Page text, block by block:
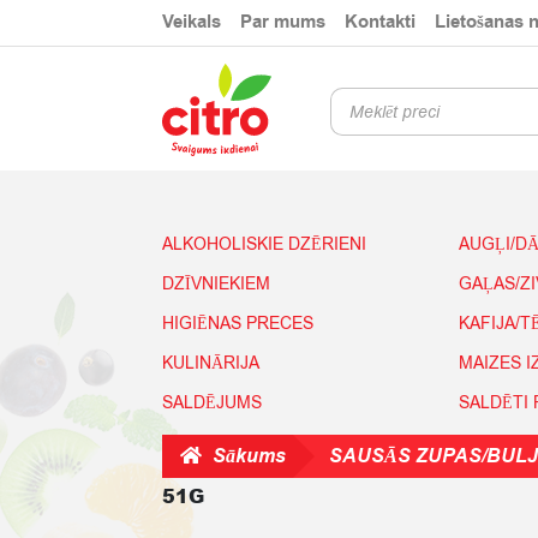
to
to
Veikals Par mums Kontakti Lietošanas
Products
search
ALKOHOLISKIE DZĒRIENI
AUGĻI/
DZĪVNIEKIEM
GAĻAS/
HIGIĒNAS PRECES
KAFIJA/
KULINĀRIJA
MAIZES
SALDĒJUMS
SALDĒTI
Sākums
SAUSĀS ZUPAS/
51G